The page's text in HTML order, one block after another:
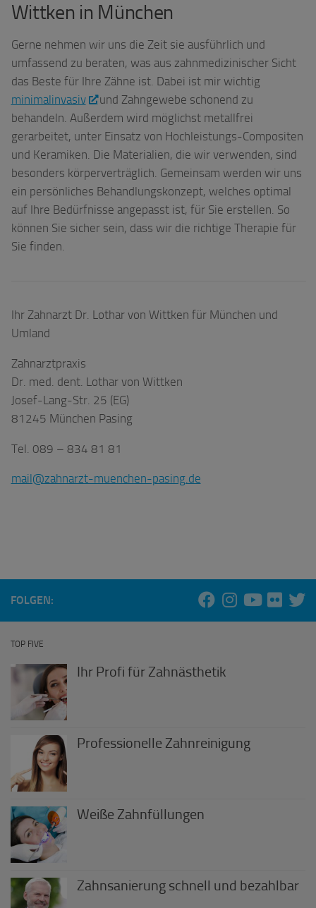
Wittken in München
Gerne nehmen wir uns die Zeit sie ausführlich und
umfassend zu beraten, was aus zahnmedizinischer Sicht
das Beste für Ihre Zähne ist. Dabei ist mir wichtig
minimalinvasiv
und Zahngewebe schonend zu
behandeln. Außerdem wird möglichst metallfrei
gerarbeitet, unter Einsatz von Hochleistungs-Compositen
und Keramiken. Die Materialien, die wir verwenden, sind
besonders körperverträglich. Gemeinsam werden wir uns
ein persönliches Behandlungskonzept, welches optimal
auf Ihre Bedürfnisse angepasst ist, für Sie erstellen. So
können Sie sicher sein, dass wir die richtige Therapie für
Sie finden.
Ihr Zahnarzt Dr. Lothar von Wittken für München und
Umland
Zahnarztpraxis
Dr. med. dent. Lothar von Wittken
Josef-Lang-Str. 25 (EG)
81245 München Pasing
Tel. 089 – 834 81 81
mail@zahnarzt-muenchen-pasing.de
FOLGEN:
TOP FIVE
Ihr Profi für Zahnästhetik
Professionelle Zahnreinigung
Weiße Zahnfüllungen
Zahnsanierung schnell und bezahlbar